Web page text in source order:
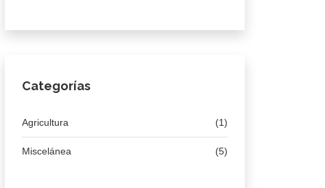
Categorías
Agricultura (1)
Miscelánea (5)